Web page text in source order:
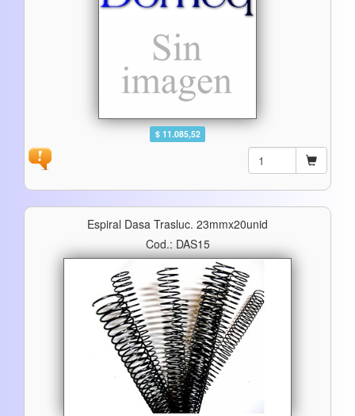
$ 11.085,52
Espiral Dasa Trasluc. 23mmx20unid
Cod.: DAS15